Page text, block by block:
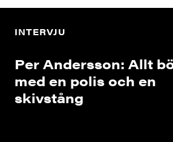
INTERVJU
Per Andersson: Allt
med en polis och en
skivstång